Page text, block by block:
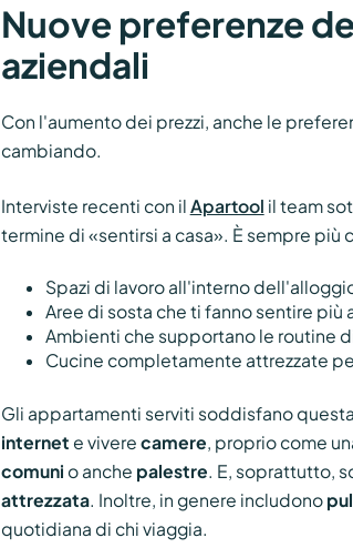
Nuove preferenze
aziendali
Con l'aumento dei prezzi, anche le
cambiando.
Interviste recenti con il Apartool il team
termine di «sentirsi a casa». È sempre più
Spazi di lavoro all'interno
Aree di sosta che ti fanno sentire più
Ambienti che supportano le routine
Cucine completamente attrezzate
Gli appartamenti serviti soddisfano
internet e vivere camere, proprio come
comuni o anche palestre. E, soprattutto,
attrezzata. Inoltre, in genere includono
quotidiana di chi viaggia.